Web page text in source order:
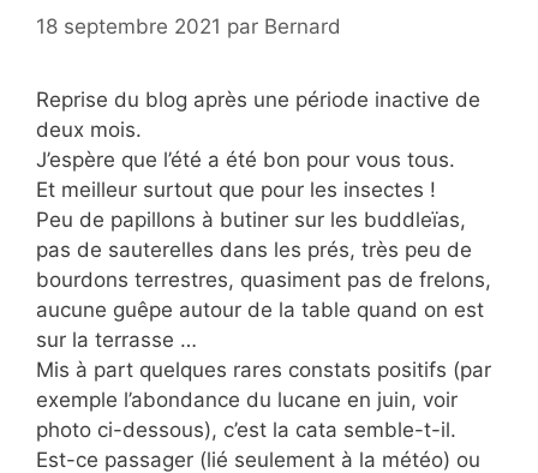
18 septembre 2021 par Bernard
Reprise du blog après une période inactive de
deux mois.
J’espère que l’été a été bon pour vous tous.
Et meilleur surtout que pour les insectes !
Peu de papillons à butiner sur les buddleïas,
pas de sauterelles dans les prés, très peu de
bourdons terrestres, quasiment pas de frelons,
aucune guêpe autour de la table quand on est
sur la terrasse …
Mis à part quelques rares constats positifs (par
exemple l’abondance du lucane en juin, voir
photo ci-dessous), c’est la cata semble-t-il.
Est-ce passager (lié seulement à la météo) ou